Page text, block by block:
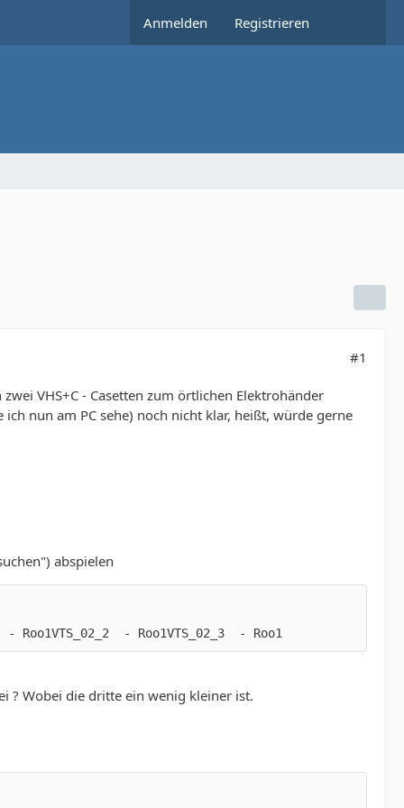
Anmelden Registrieren
#1
VHS+C - Casetten zum örtlichen Elektrohänder
nun am PC sehe) noch nicht klar, heißt, würde gerne
abspielen
Roo1VTS_02_2  - Roo1VTS_02_3  - Roo1
? Wobei die dritte ein wenig kleiner ist.